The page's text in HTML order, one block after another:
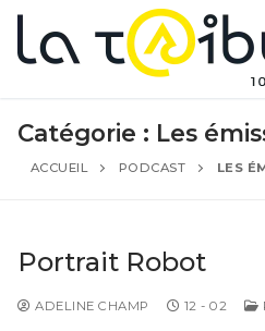
Catégorie : Les
ACCUEIL PODCAST LES
Portrait Robot
ADELINE CHAMP 12 - 02